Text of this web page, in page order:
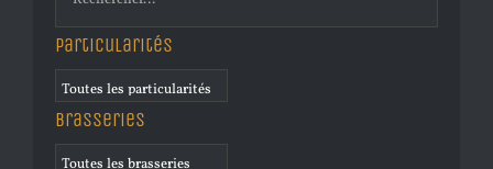
Particularités
Brasseries